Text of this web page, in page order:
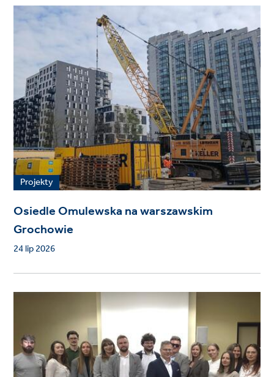
Projekty
Osiedle Omulewska na warszawskim
Grochowie
24 lip 2026